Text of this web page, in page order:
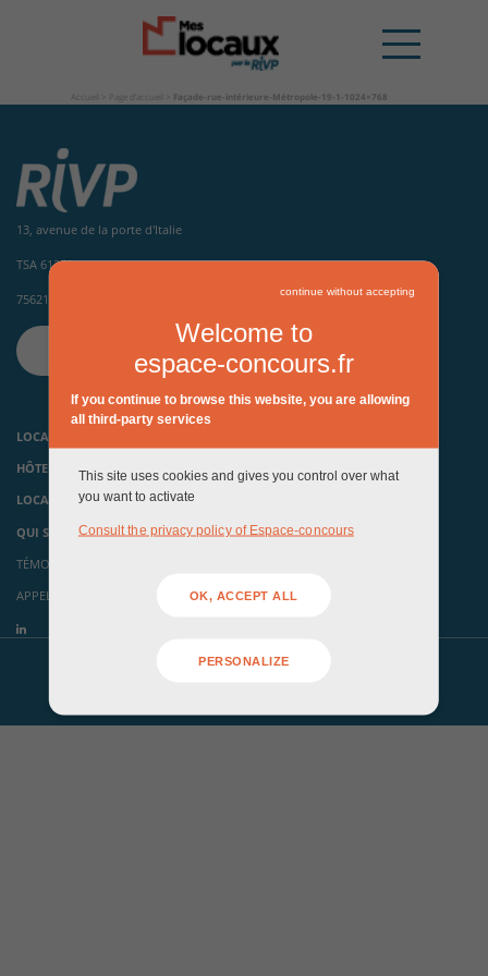
Accueil Page d’accueil Façade-rue-intérieure-Métropole-19-1-1024×768
13, avenue de la porte d'Italie
TSA 61371
75621 Paris Cedex 13
LOCAUX D’ACTIVITÉS ET HÔTELS INDUSTRIELS
HÔTELS D’ENTREPRISES, PÉPINIÈRES ET INCUBATEURS
LOCAUX ÉVÉNEMENTIELS
QUI SOMMES-NOUS ?
TÉMOIGNAGES
APPELS À CANDIDATURES
continue without accepting
Welcome to
espace-concours.fr
If you continue to browse this website, you are allowing
all third-party services
This site uses cookies and gives you control over what
you want to activate
Consult the privacy policy of Espace-concours
OK, ACCEPT ALL
PERSONALIZE